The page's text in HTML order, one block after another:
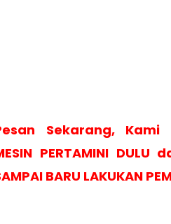
Sekarang, Kami
PERTAMINI DULU
BARU LAKUKAN